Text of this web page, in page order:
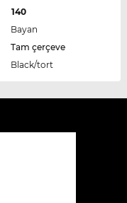
140
Bayan
Tam çerçeve
Black/tort